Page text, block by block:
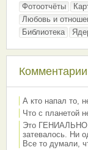
Фотоотчёты
Любовь и
Библиотека
А кто напал то,
Что с планетой
Это ГЕНИАЛЬНО
затевалось. Ни
Все то думали,